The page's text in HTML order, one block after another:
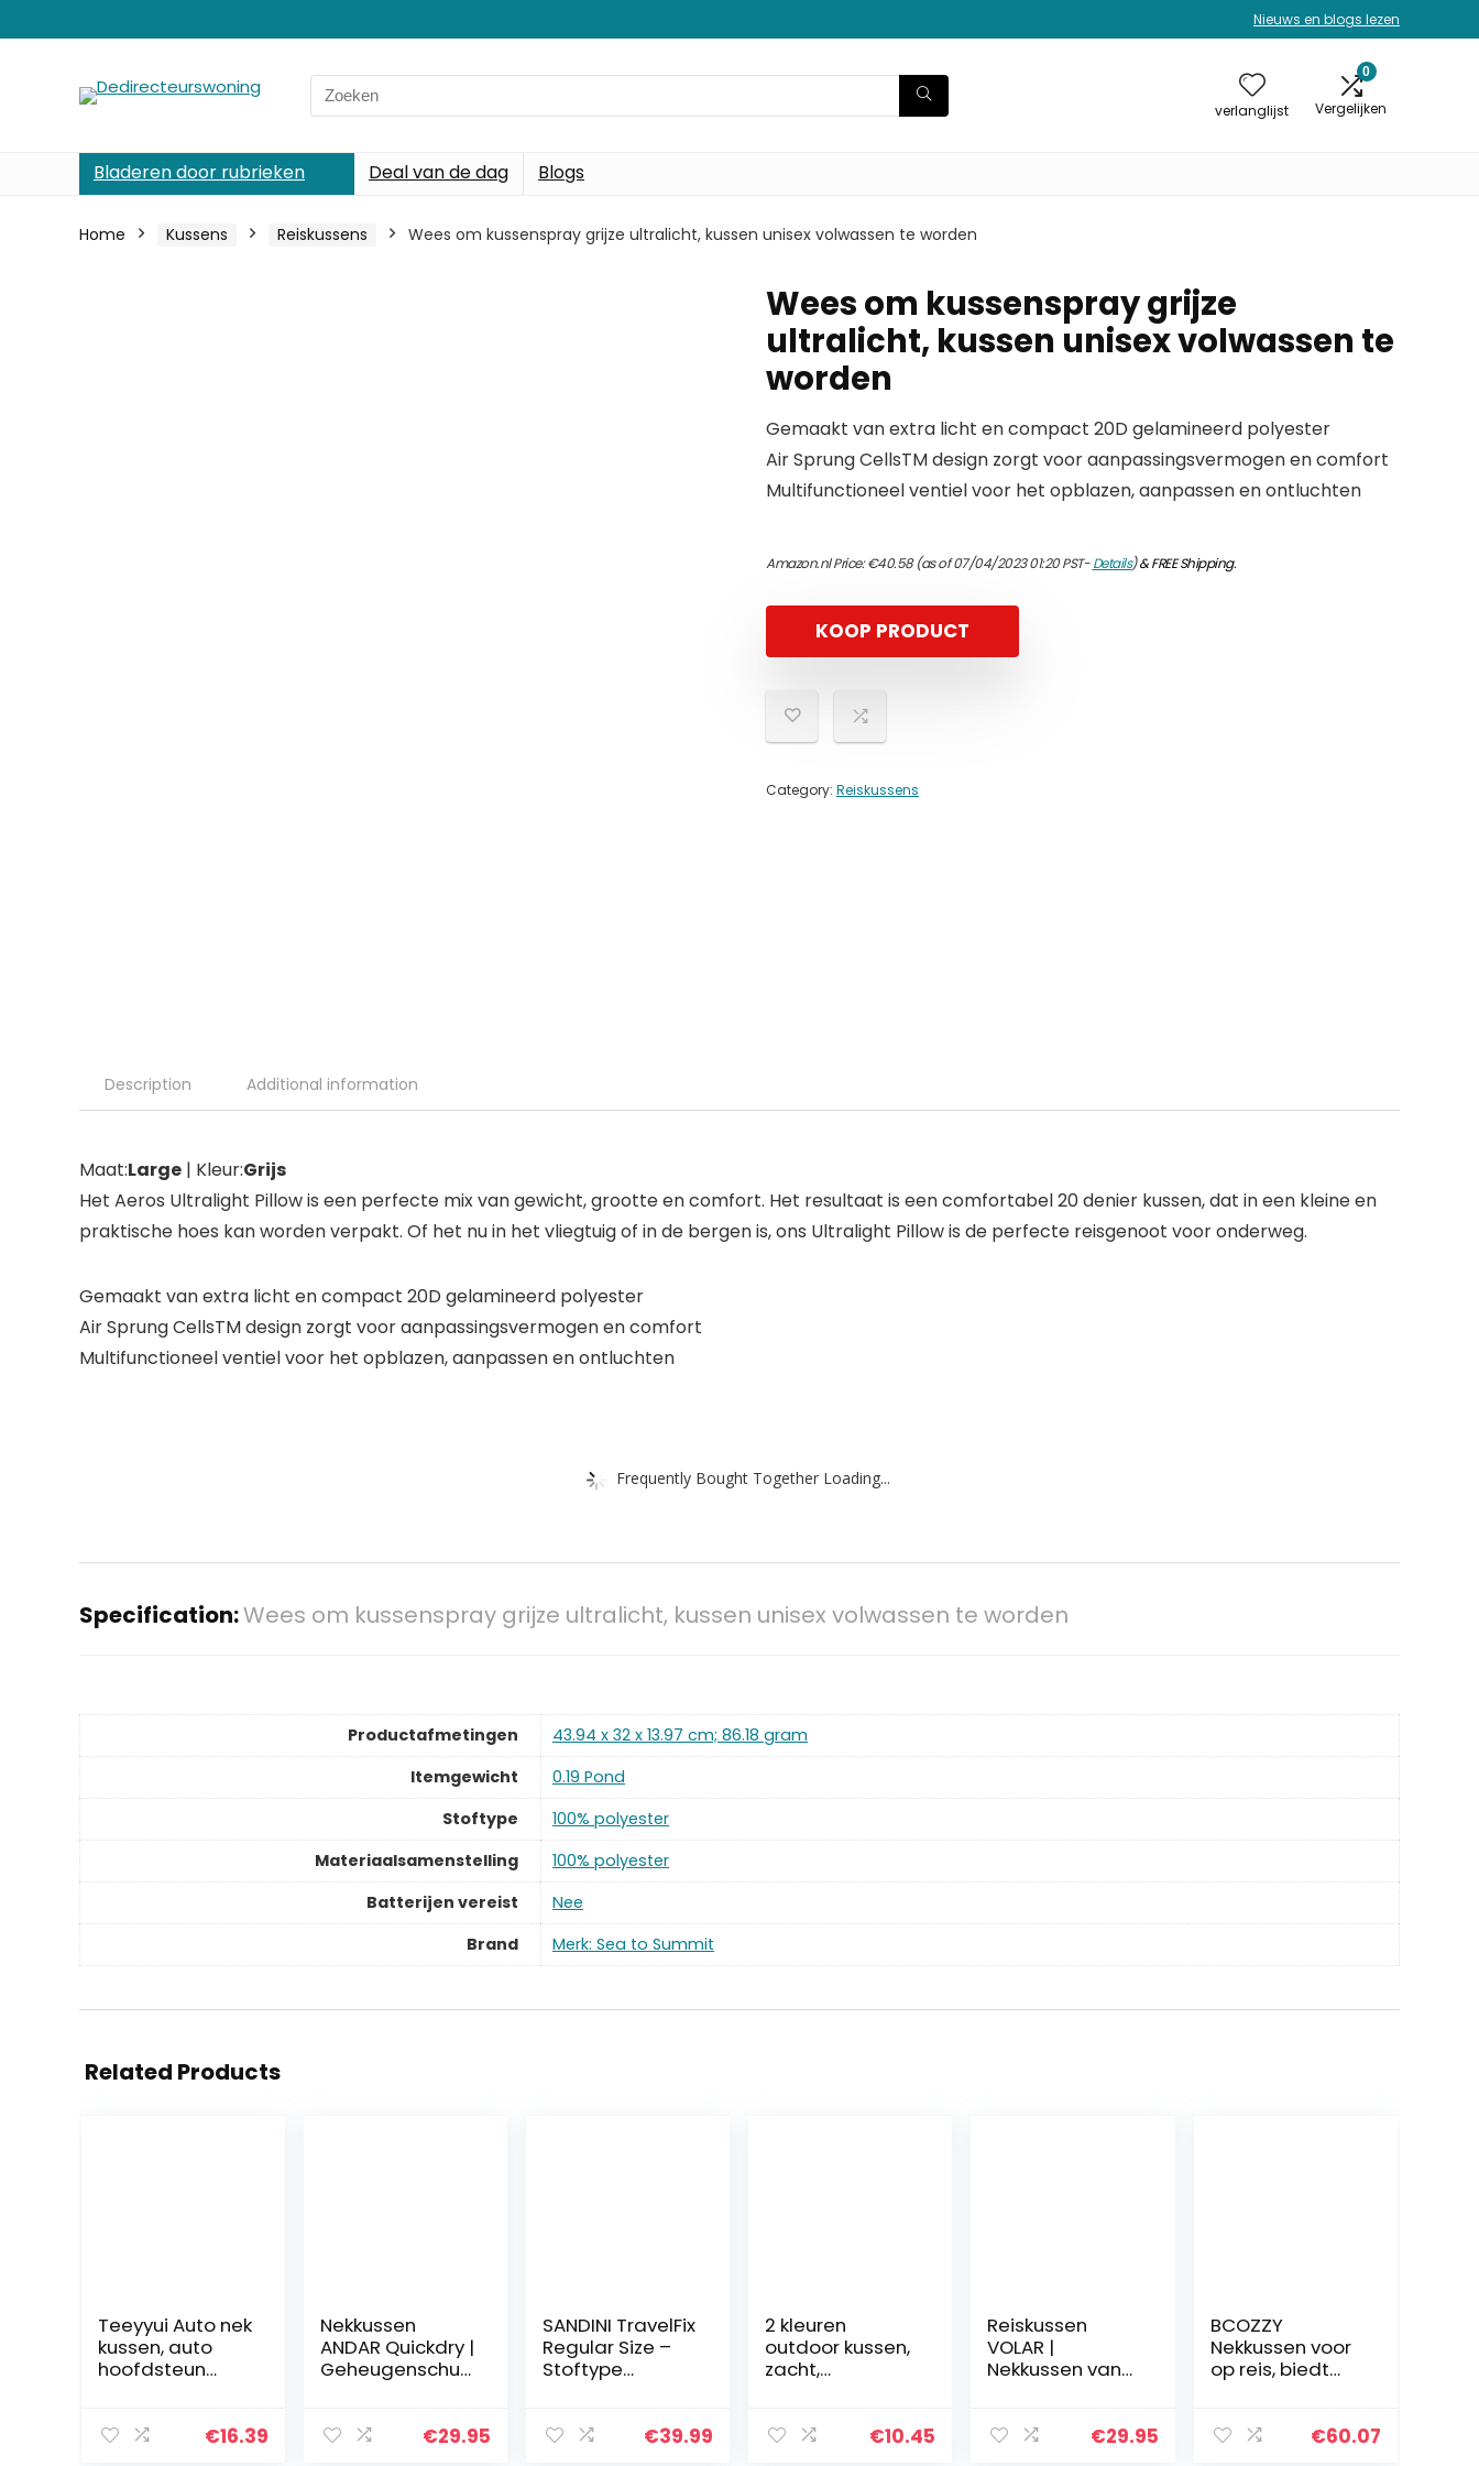
Nieuws en blogs lezen
Search
for:
verlanglijst
0
Vergelijken
Bladeren door rubrieken Deal van de dag Blogs
Home Kussens Reiskussens Wees om kussenspray grijze ultralicht, kussen unisex volwassen te worden
Wees om kussenspray grijze
ultralicht, kussen unisex volwassen te
worden
Gemaakt van extra licht en compact 20D gelamineerd polyester
Air Sprung CellsTM design zorgt voor aanpassingsvermogen en comfort
Multifunctioneel ventiel voor het opblazen, aanpassen en ontluchten
Amazon.nl Price:€40.58(as of 07/04/2023 01:20 PST-Details)&FREE Shipping.
KOOP PRODUCT
Category: Reiskussens
Description Additional information
Maat:Large | Kleur:Grijs
Het Aeros Ultralight Pillow is een perfecte mix van gewicht, grootte en comfort. Het resultaat is een comfortabel 20 denier kussen, dat in een kleine en
praktische hoes kan worden verpakt. Of het nu in het vliegtuig of in de bergen is, ons Ultralight Pillow is de perfecte reisgenoot voor onderweg.
Gemaakt van extra licht en compact 20D gelamineerd polyester
Air Sprung CellsTM design zorgt voor aanpassingsvermogen en comfort
Multifunctioneel ventiel voor het opblazen, aanpassen en ontluchten
Frequently Bought Together Loading...
Specification:Wees om kussenspray grijze ultralicht, kussen unisex volwassen te worden
Productafmetingen
‎43.94 x 32 x 13.97 cm; 86.18 gram
Itemgewicht
‎0.19 Pond
Stoftype
‎100% polyester
Materiaalsamenstelling
‎100% polyester
Batterijen vereist
‎Nee
Brand
Merk: Sea to Summit
Related Products
Teeyyui Auto nek
kussen, auto
hoofdsteun
schuim, zachte
€16.39
Nekkussen
ANDAR Quickdry |
Geheugenschui
HWK-nekkussen
€29.95
SANDINI TravelFix
Regular Size –
Stoftype
Outlast, Outlast
€39.99
2 kleuren
outdoor kussen,
zacht,
casual,
€10.45
Reiskussen
VOLAR |
Nekkussen van
neksteunkussen
€29.95
BCOZZY
Nekkussen voor
op reis, biedt
voor hoofd, nek
€60.07